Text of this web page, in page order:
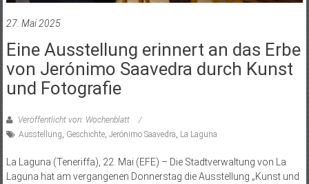
27. Mai 2025
Eine Ausstellung erinnert an das Erbe
von Jerónimo Saavedra durch Kunst
und Fotografie
Veröffentlicht von: Wochenblatt
Ausstellung Geschichte, Jerónimo Saavedra La Laguna
La Laguna (Teneriffa), 22. Mai (EFE) – Die Stadtverwaltung von La
Laguna hat am vergangenen Donnerstag die Ausstellung „Kunst und